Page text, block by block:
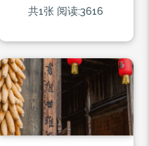
共1张 阅读:3616